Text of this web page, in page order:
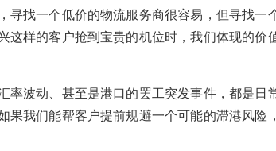
找一个低价的物流服务商很容易，但寻找一
样的客户抢到宝贵的机位时，我们体现的价
波动、甚至是港口的罢工突发事件，都是日
我们能帮客户提前规避一个可能的滞港风险